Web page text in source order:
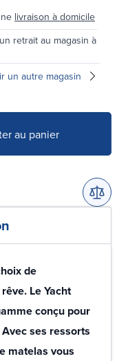
livraison à domicile
retrait au magasin à
un autre magasin
au panier
de
Le Yacht
conçu pour
ses ressorts
matelas vous